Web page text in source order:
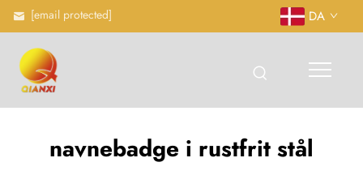
[email protected] DA
navnebadge i rustfrit stål